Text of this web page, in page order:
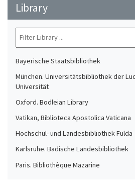
Library
Bayerische Staatsbibliothek
München. Universitätsbibliothek der
Universität
Oxford. Bodleian Library
Vatikan, Biblioteca Apostolica Vaticana
Hochschul- und Landesbibliothek Fulda
Karlsruhe. Badische Landesbibliothek
Paris. Bibliothèque Mazarine